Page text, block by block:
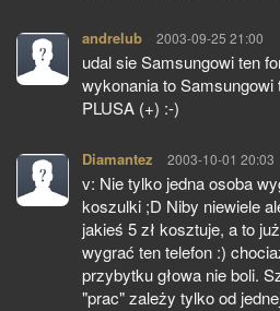
andrelub pisze:
2003-09-25 21:00
udal sie Samsungowi ten
wykonania to
PLUSA (+) :-)
Diamantez pisze:
2003-10-01 20:03
v: Nie tylko jedna osoba
koszulki ;D Niby niewiele
jakieś 5 zł kosztuje, a to
wygrać ten telefon :)
przybytku głowa nie boli.
"prac" zależy tylko od